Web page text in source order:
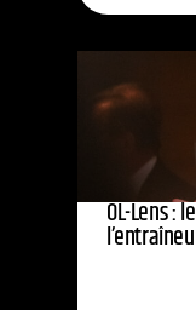
OL-Lens :